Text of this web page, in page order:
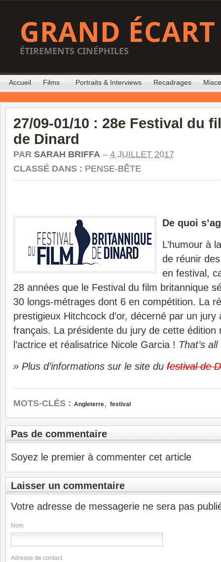
GRAND ÉCART
ÉTIREMENTS CINÉPHILES
Accueil Films Portraits & Interviews Recadrages
27/09-01/10 : 28e Festival du
de Dinard
PAR SARAH BRIFFA – 4 JUILLET 2017
CLASSÉ DANS : PENSE-BÊTE
De quoi
L’humour à
de réunir
en festival,
28 années que le Festival du film britannique
30 longs-métrages dont 6 en compétition. La
prestigieux Hitchcock d’or, décerné par un
français. La présidente du jury de cette édition
l’actrice et réalisatrice Nicole Garcia ! That’s
» Plus d’informations sur le site du festival de
MOTS-CLÉS : Angleterre, festival
Pas de commentaire
Soyez le premier à commenter cet article
Laisser un commentaire
Votre adresse de messagerie ne sera pas
Nom
Adresse de contact